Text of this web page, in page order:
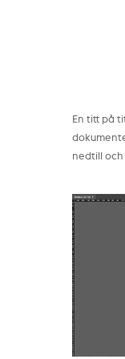
En titt på
nedtill och